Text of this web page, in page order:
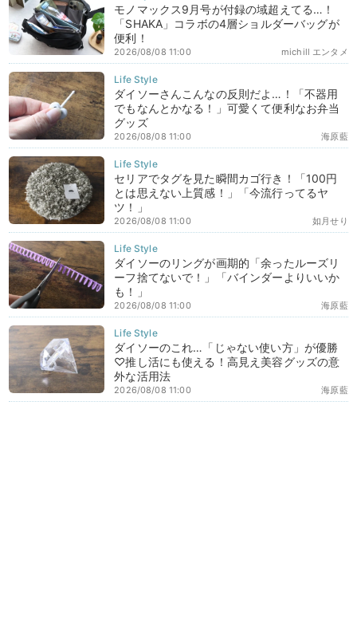
モノマックス9月号が付録の域超えてる…！
「SHAKA」コラボの4層ショルダーバッグが
便利！
michill エンタメ
2026/08/08 11:00
ダイソーさんこんなの反則だよ…！「不器用
でもなんとかなる！」可愛くて便利なお弁当
グッズ
海原藍
2026/08/08 11:00
セリアでタグを見た瞬間カゴ行き！「100円
とは思えない上質感！」「今流行ってるヤ
ツ！」
如月せり
2026/08/08 11:00
ダイソーのリングが画期的「余ったルーズリ
ーフ捨てないで！」「バインダーよりいいか
も！」
海原藍
2026/08/08 11:00
ダイソーのこれ…「じゃない使い方」が優勝
♡推し活にも使える！高見え美容グッズの意
外な活用法
海原藍
2026/08/08 11:00